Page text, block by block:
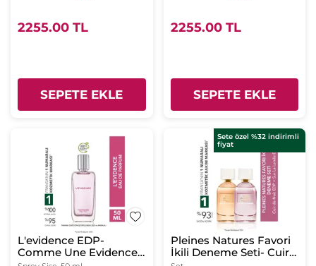
2255.00 TL
SEPETE EKLE
2255.00 TL
SEPETE EKLE
L'evidence EDP-
Comme Une Evidence-
Sete özel %32 indirimli
fiyat
Pleines Natures Favori
İkili Deneme Seti- Cuir